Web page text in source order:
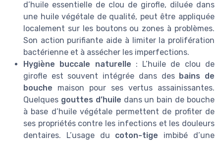
d’huile essentielle de clou de girofle, diluée dans
une huile végétale de qualité, peut être appliquée
localement sur les boutons ou zones à problèmes.
Son action purifiante aide à limiter la prolifération
bactérienne et à assécher les imperfections.
Hygiène buccale naturelle : L’huile de clou de
girofle est souvent intégrée dans des bains de
bouche maison pour ses vertus assainissantes.
Quelques gouttes d’huile dans un bain de bouche
à base d’huile végétale permettent de profiter de
ses propriétés contre les infections et les douleurs
dentaires. L’usage du coton-tige imbibé d’une